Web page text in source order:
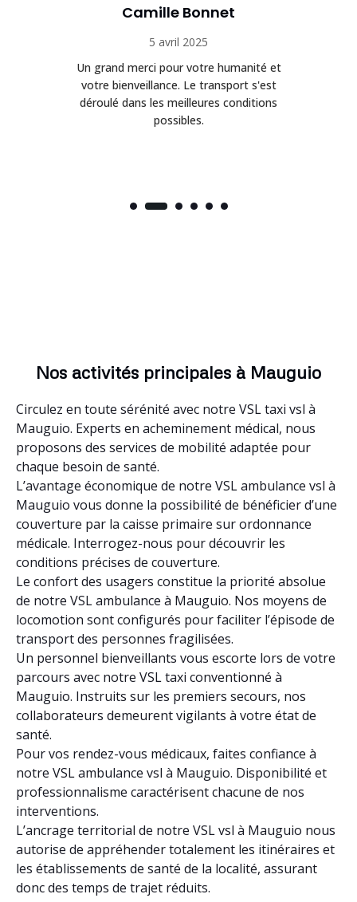
Camille Bonnet
5 avril 2025
Un grand merci pour votre humanité et
votre bienveillance. Le transport s'est
déroulé dans les meilleures conditions
possibles.
Nos activités principales à Mauguio
Circulez en toute sérénité avec notre VSL taxi vsl à
Mauguio. Experts en acheminement médical, nous
proposons des services de mobilité adaptée pour
chaque besoin de santé.
L’avantage économique de notre VSL ambulance vsl à
Mauguio vous donne la possibilité de bénéficier d’une
couverture par la caisse primaire sur ordonnance
médicale. Interrogez-nous pour découvrir les
conditions précises de couverture.
Le confort des usagers constitue la priorité absolue
de notre VSL ambulance à Mauguio. Nos moyens de
locomotion sont configurés pour faciliter l’épisode de
transport des personnes fragilisées.
Un personnel bienveillants vous escorte lors de votre
parcours avec notre VSL taxi conventionné à
Mauguio. Instruits sur les premiers secours, nos
collaborateurs demeurent vigilants à votre état de
santé.
Pour vos rendez-vous médicaux, faites confiance à
notre VSL ambulance vsl à Mauguio. Disponibilité et
professionnalisme caractérisent chacune de nos
interventions.
L’ancrage territorial de notre VSL vsl à Mauguio nous
autorise de appréhender totalement les itinéraires et
les établissements de santé de la localité, assurant
donc des temps de trajet réduits.